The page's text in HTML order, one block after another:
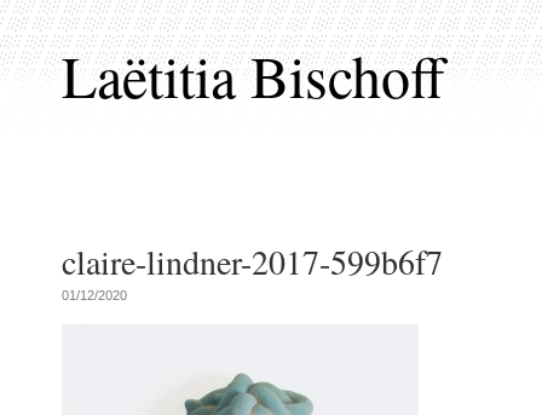
Laëtitia Bischoff
claire-lindner-2017-599b6f7
01/12/2020